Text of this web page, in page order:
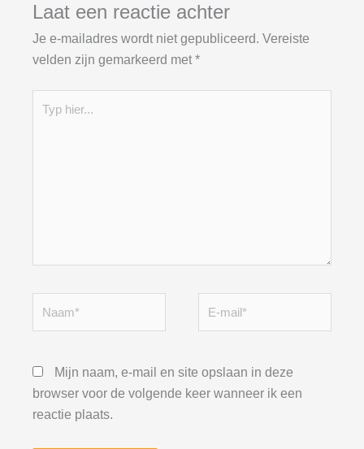
Laat een reactie achter
Je e-mailadres wordt niet gepubliceerd. Vereiste
velden zijn gemarkeerd met *
hier...
Mijn naam, e-mail en site opslaan in deze
browser voor de volgende keer wanneer ik een
reactie plaats.